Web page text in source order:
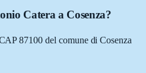
Catera a Cosenza?
87100 del comune di Cosenza